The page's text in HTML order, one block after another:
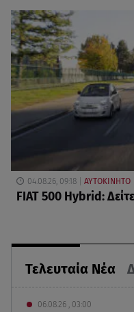
Τελευταία Νέα
06.08.26 , 03:00
04.08.26, 09:18 ΑΥΤΟΚΙΝΗΤΟ
FIAT 500 Hybrid: